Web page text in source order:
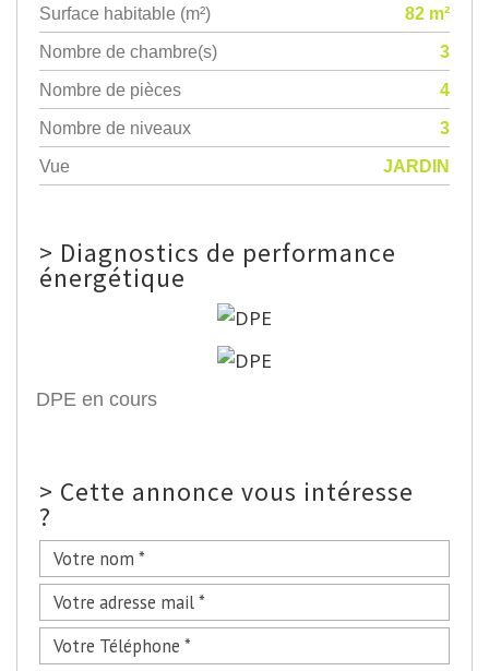
Surface habitable (m²)
82 m²
Nombre de chambre(s)
3
Nombre de pièces
4
Nombre de niveaux
3
Vue
JARDIN
> Diagnostics de performance
énergétique
DPE en cours
> Cette annonce vous intéresse
?